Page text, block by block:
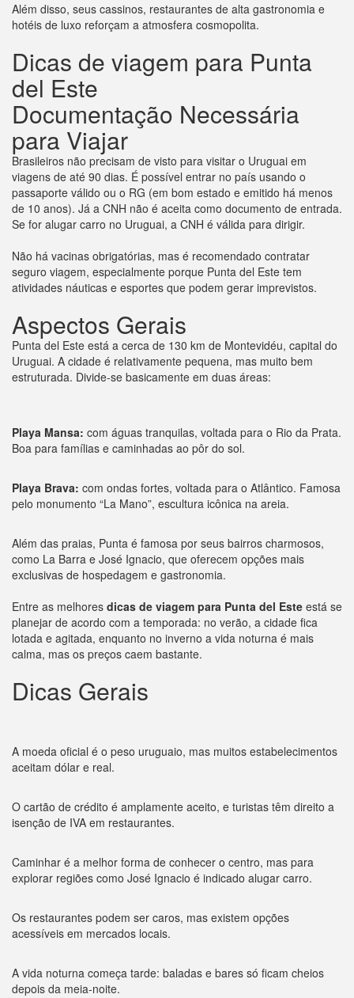
Além disso, seus cassinos, restaurantes de alta gastronomia e
hotéis de luxo reforçam a atmosfera cosmopolita.
Dicas de viagem para Punta
del Este
Documentação Necessária
para Viajar
Brasileiros não precisam de visto para visitar o Uruguai em
viagens de até 90 dias. É possível entrar no país usando o
passaporte válido ou o RG (em bom estado e emitido há menos
de 10 anos). Já a CNH não é aceita como documento de entrada.
Se for alugar carro no Uruguai, a CNH é válida para dirigir.
Não há vacinas obrigatórias, mas é recomendado contratar
seguro viagem, especialmente porque Punta del Este tem
atividades náuticas e esportes que podem gerar imprevistos.
Aspectos Gerais
Punta del Este está a cerca de 130 km de Montevidéu, capital do
Uruguai. A cidade é relativamente pequena, mas muito bem
estruturada. Divide-se basicamente em duas áreas:
Playa Mansa: com águas tranquilas, voltada para o Rio da Prata.
Boa para famílias e caminhadas ao pôr do sol.
Playa Brava: com ondas fortes, voltada para o Atlântico. Famosa
pelo monumento “La Mano”, escultura icônica na areia.
Além das praias, Punta é famosa por seus bairros charmosos,
como La Barra e José Ignacio, que oferecem opções mais
exclusivas de hospedagem e gastronomia.
Entre as melhores dicas de viagem para Punta del Este está se
planejar de acordo com a temporada: no verão, a cidade fica
lotada e agitada, enquanto no inverno a vida noturna é mais
calma, mas os preços caem bastante.
Dicas Gerais
A moeda oficial é o peso uruguaio, mas muitos estabelecimentos
aceitam dólar e real.
O cartão de crédito é amplamente aceito, e turistas têm direito a
isenção de IVA em restaurantes.
Caminhar é a melhor forma de conhecer o centro, mas para
explorar regiões como José Ignacio é indicado alugar carro.
Os restaurantes podem ser caros, mas existem opções
acessíveis em mercados locais.
A vida noturna começa tarde: baladas e bares só ficam cheios
depois da meia-noite.